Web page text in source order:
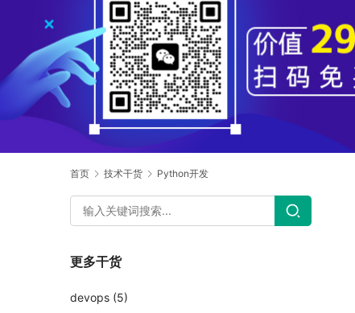
首页 技术干货 Python开发
更多干货
devops (5)